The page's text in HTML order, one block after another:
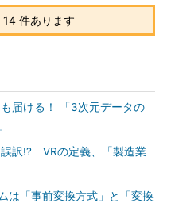
件あります
届ける！ 「3次元データの
誤訳!? VRの定義、「製造業
は「事前変換方式」と「変換